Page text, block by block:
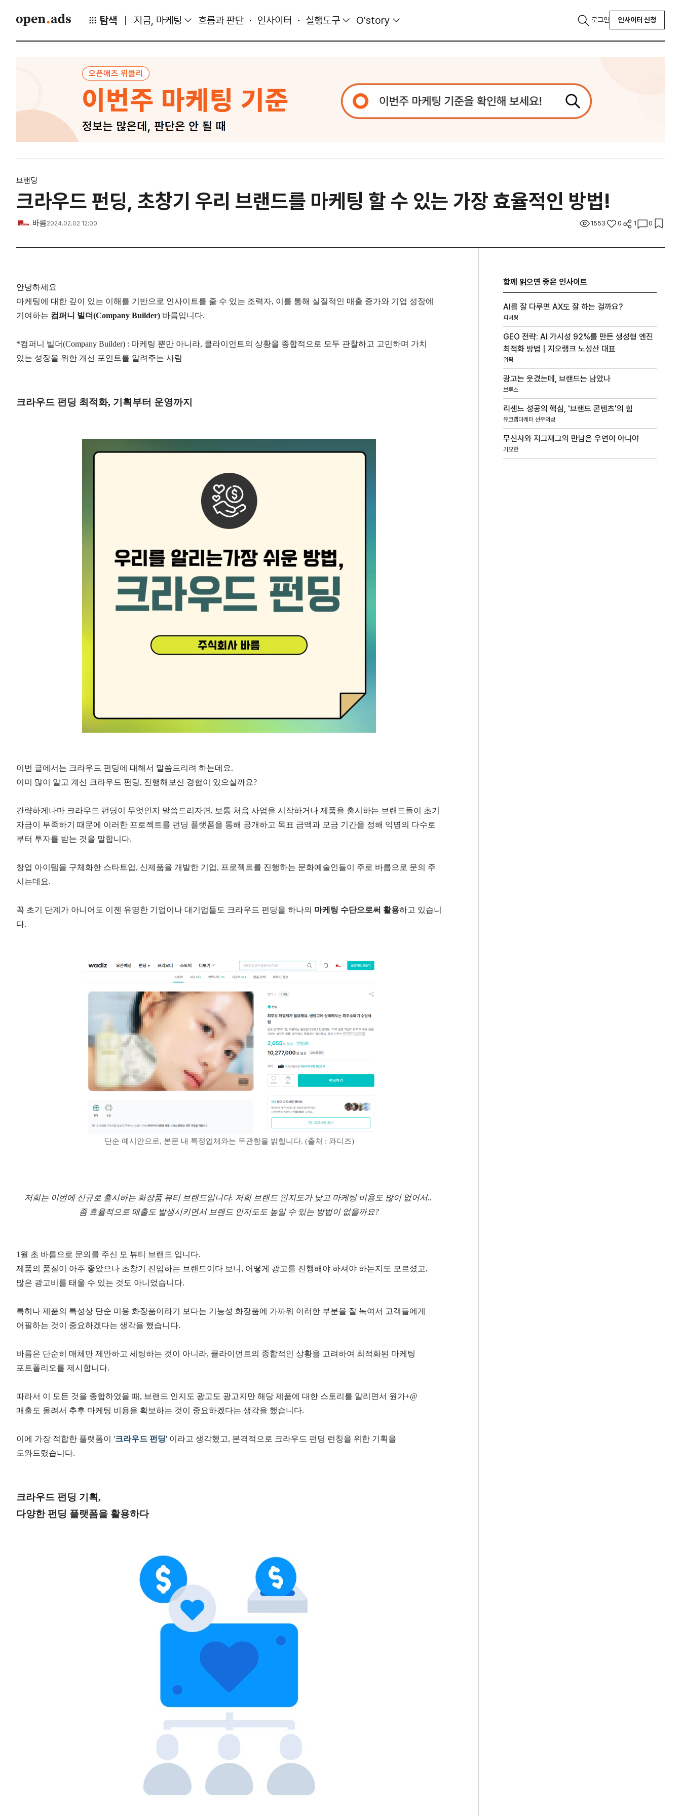
탐색 지금, 마케팅 흐름과 판단 인사이터 실행도구 O'story 로그인 인사이터 신청
브랜딩
크라우드 펀딩, 초창기 우리 브랜드를 마케팅 할 수 있는 가장 효율적인 방법!
바름2024.02.02 12:00 1553 0 1 0
안녕하세요
마케팅에 대한 깊이 있는 이해를 기반으로 인사이트를 줄 수 있는 조력자, 이를 통해 실질적인 매출 증가와 기업 성장에
기여하는 컴퍼니 빌더(Company Builder) 바름입니다.
*컴퍼니 빌더(Company Builder) : 마케팅 뿐만 아니라, 클라이언트의 상황을 종합적으로 모두 관찰하고 고민하며 가치
있는 성장을 위한 개선 포인트를 알려주는 사람
크라우드 펀딩 최적화, 기획부터 운영까지
이번 글에서는 크라우드 펀딩에 대해서 말씀드리려 하는데요.
이미 많이 알고 계신 크라우드 펀딩, 진행해보신 경험이 있으실까요?
간략하게나마 크라우드 펀딩이 무엇인지 말씀드리자면, 보통 처음 사업을 시작하거나 제품을 출시하는 브랜드들이 초기
자금이 부족하기 때문에 이러한 프로젝트를 펀딩 플랫폼을 통해 공개하고 목표 금액과 모금 기간을 정해 익명의 다수로
부터 투자를 받는 것을 말합니다.
창업 아이템을 구체화한 스타트업, 신제품을 개발한 기업, 프로젝트를 진행하는 문화예술인들이 주로 바름으로 문의 주
시는데요.
꼭 초기 단계가 아니어도 이젠 유명한 기업이나 대기업들도 크라우드 펀딩을 하나의 마케팅 수단으로써 활용하고 있습니
다.
단순 예시안으로, 본문 내 특정업체와는 무관함을 밝힙니다. (출처 : 와디즈)
저희는 이번에 신규로 출시하는 화장품 뷰티 브랜드입니다. 저희 브랜드 인지도가 낮고 마케팅 비용도 많이 없어서..
좀 효율적으로 매출도 발생시키면서 브랜드 인지도도 높일 수 있는 방법이 없을까요?
1월 초 바름으로 문의를 주신 모 뷰티 브랜드 입니다.
제품의 품질이 아주 좋았으나 초창기 진입하는 브랜드이다 보니 , 어떻게 광고를 진행해야 하셔야 하는지도 모르셨고,
많은 광고비를 태울 수 있는 것도 아니었습니다.
특히나 제품의 특성상 단순 미용 화장품이라기 보다는 기능성 화장품에 가까워 이러한 부분을 잘 녹여서 고객들에게
어필하는 것이 중요하겠다는 생각을 했습니다.
바름은 단순히 매체만 제안하고 세팅하는 것이 아니라, 클라이언트의 종합적인 상황을 고려하여 최적화된 마케팅
포트폴리오를 제시합니다.
따라서 이 모든 것을 종합하였을 때 , 브랜드 인지도 광고도 광고지만 해당 제품에 대한 스토리를 알리면서 원가+@
매출도 올려서 추후 마케팅 비용을 확보하는 것이 중요하겠다는 생각을 했습니다.
이에 가장 적합한 플랫폼이 '크라우드 펀딩' 이라고 생각했고, 본격적으로 크라우드 펀딩 런칭을 위한 기획을
도와드렸습니다.
크라우드 펀딩 기획,
다양한 펀딩 플랫폼을 활용하다
함께 읽으면 좋은 인사이트
AI를 잘 다루면 AX도 잘 하는 걸까요?
피처링
GEO 전략: AI 가시성 92%를 만든 생성형 엔진
최적화 방법 | 지오랭크 노성산 대표
위픽
광고는 웃겼는데, 브랜드는 남았나
브루스
리센느 성공의 핵심, '브랜드 콘텐츠'의 힘
유크랩마케터 선우의성
무신사와 지그재그의 만남은 우연이 아니야
기묘한